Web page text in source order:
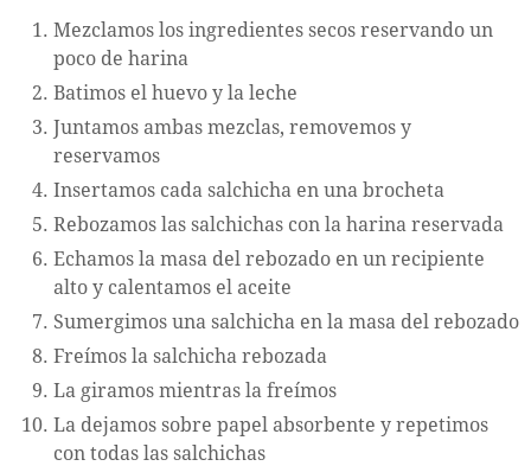
Mezclamos los ingredientes secos reservando un
poco de harina
Batimos el huevo y la leche
Juntamos ambas mezclas, removemos y
reservamos
Insertamos cada salchicha en una brocheta
Rebozamos las salchichas con la harina reservada
Echamos la masa del rebozado en un recipiente
alto y calentamos el aceite
Sumergimos una salchicha en la masa del rebozado
Freímos la salchicha rebozada
La giramos mientras la freímos
La dejamos sobre papel absorbente y repetimos
con todas las salchichas